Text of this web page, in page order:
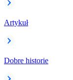
Artykuł
Dobre historie